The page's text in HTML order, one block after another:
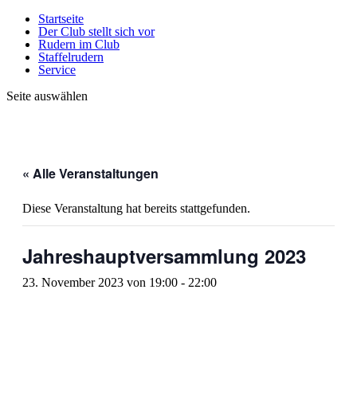
Startseite
Der Club stellt sich vor
Rudern im Club
Staffelrudern
Service
Seite auswählen
« Alle Veranstaltungen
Diese Veranstaltung hat bereits stattgefunden.
Jahreshauptversammlung 2023
23. November 2023 von 19:00 - 22:00